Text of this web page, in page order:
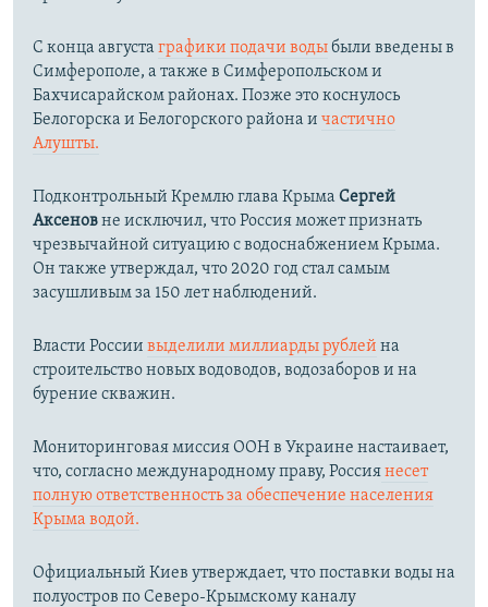
С конца августа графики подачи водыбыли введены в
Симферополе, а также в Симферопольском и
Бахчисарайском районах. Позже это коснулось
Белогорска и Белогорского района и частично
Алушты.
Подконтрольный Кремлю глава Крыма Сергей
Аксеновне исключил, что Россия может признать
чрезвычайной ситуацию с водоснабжением Крыма.
Он также утверждал, что 2020 год стал самым
засушливым за 150 лет наблюдений.​
Власти России выделили миллиарды рублей на
строительство новых водоводов, водозаборов и на
бурение скважин.
Мониторинговая миссия ООН в Украине настаивает,
что, согласно международному праву, Россиянесет
полную ответственность за обеспечение населения
Крыма водой.
Официальный Киев утверждает, что поставки воды на
полуостров по Северо-Крымскому каналу